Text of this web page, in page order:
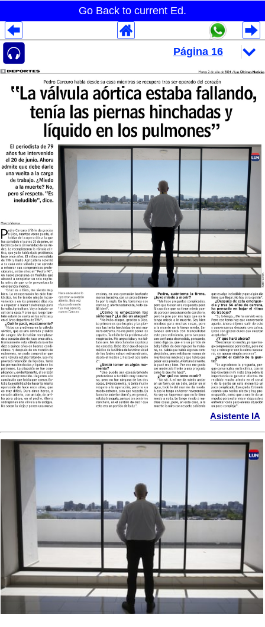
Go Back to current Ed.
Asistente IA
Despliegues Analytics
Despliegues Totales
Despliegues por Rubros